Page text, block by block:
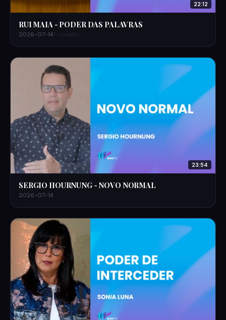
22:12
RUI MAIA - PODER DAS PALAVRAS
2026-07-14
23:54
SERGIO HOURNUNG - NOVO NORMAL
2026-07-14